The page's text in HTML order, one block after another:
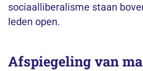
sociaalliberalisme staan
leden open.
Afspiegeling van